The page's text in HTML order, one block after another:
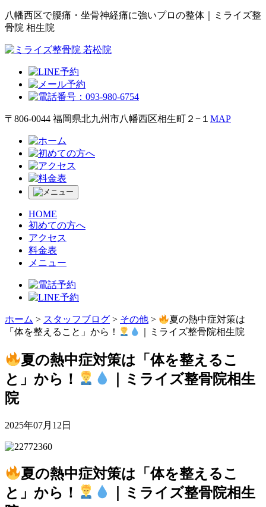
八幡西区で腰痛・坐骨神経痛に強いプロの整体｜ミライズ整
骨院 相生院
〒806-0044 福岡県北九州市八幡西区相生町２−１ MAP
HOME
初めての方へ
アクセス
料金表
メニュー
ホーム > スタッフブログ > その他 >
夏の熱中症対策は
「体を整えること」から！
｜ミライズ整骨院相生院
夏の熱中症対策は「体を整えるこ
と」から！
｜ミライズ整骨院相生
院
2025年07月12日
夏の熱中症対策は「体を整えるこ
と」から！
｜ミライズ整骨院相生